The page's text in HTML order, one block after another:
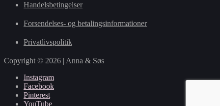
Handelsbetingelser
Forsendelses- og betalingsinformationer
Privatlivspolitik
Copyright © 2026 | Anna & Søs
Instagram
Facebook
Pinterest
YouTube